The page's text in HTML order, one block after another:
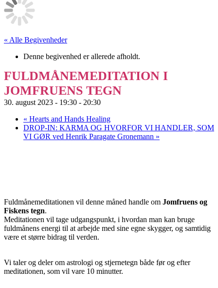
« Alle Begivenheder
Denne begivenhed er allerede afholdt.
FULDMÅNEMEDITATION I
JOMFRUENS TEGN
30. august 2023 - 19:30 - 20:30
« Hearts and Hands Healing
DROP-IN: KARMA OG HVORFOR VI HANDLER, SOM
VI GØR ved Henrik Paragate Gronemann »
Fuldmånemeditationen vil denne måned handle om Jomfruens og
Fiskens tegn.
Meditationen vil tage udgangspunkt, i hvordan man kan bruge
fuldmånens energi til at arbejde med sine egne skygger, og samtidig
være et større bidrag til verden.
Vi taler og deler om astrologi og stjernetegn både før og efter
meditationen, som vil vare 10 minutter.